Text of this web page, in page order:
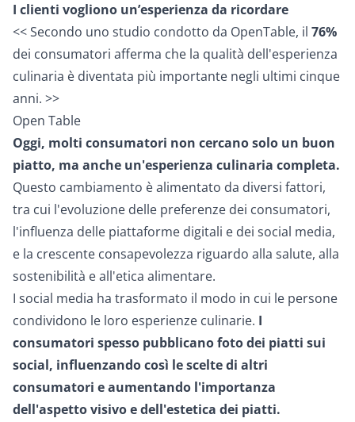
I clienti vogliono un’esperienza da ricordare
<< Secondo uno studio condotto da OpenTable, il 76%
dei consumatori afferma che la qualità dell'esperienza
culinaria è diventata più importante negli ultimi cinque
anni. >>
Open Table
Oggi, molti consumatori non cercano solo un buon
piatto, ma anche un'esperienza culinaria completa.
Questo cambiamento è alimentato da diversi fattori,
tra cui l'evoluzione delle preferenze dei consumatori,
l'influenza delle piattaforme digitali e dei social media,
e la crescente consapevolezza riguardo alla salute, alla
sostenibilità e all'etica alimentare.
I social media ha trasformato il modo in cui le persone
condividono le loro esperienze culinarie. I
consumatori spesso pubblicano foto dei piatti sui
social, influenzando così le scelte di altri
consumatori e aumentando l'importanza
dell'aspetto visivo e dell'estetica dei piatti.